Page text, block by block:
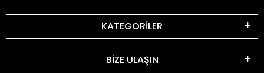
KATEGORİLER
BİZE ULAŞIN